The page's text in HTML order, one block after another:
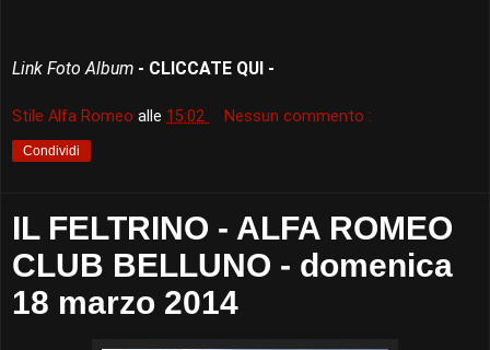
Link Foto Album - CLICCATE QUI -
Stile Alfa Romeo alle 15:02 Nessun commento :
Condividi
IL FELTRINO - ALFA ROMEO
CLUB BELLUNO - domenica
18 marzo 2014